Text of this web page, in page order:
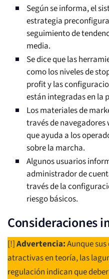
Según se informa, el
estrategia
seguimiento de
media.
Se dice que las
como los niveles de
profit y las
están integradas en la
Los materiales de
través de
que ayuda a los
sobre la marcha.
Algunos usuarios
administrador de
través de la
riesgo básicos.
Consideraciones
[!]Advertencia:Aunque
atractivas en teoría, las
regulación indican que